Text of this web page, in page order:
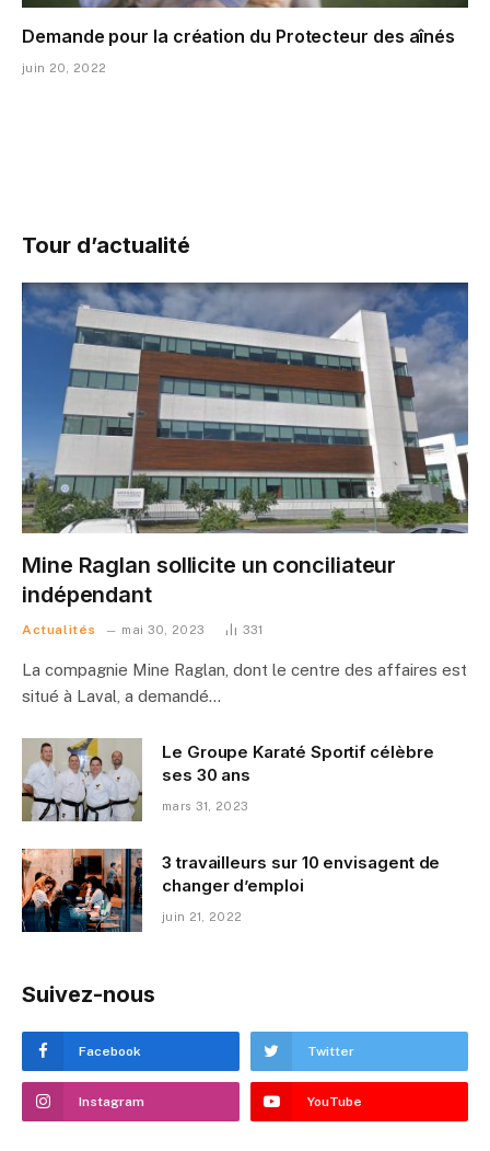
Demande pour la création du Protecteur des aînés
juin 20, 2022
Tour d’actualité
Mine Raglan sollicite un conciliateur
indépendant
Actualités mai 30, 2023 331
La compagnie Mine Raglan, dont le centre des affaires est
situé à Laval, a demandé…
Le Groupe Karaté Sportif célèbre
ses 30 ans
mars 31, 2023
3 travailleurs sur 10 envisagent de
changer d’emploi
juin 21, 2022
Suivez-nous
Facebook Twitter
Instagram YouTube